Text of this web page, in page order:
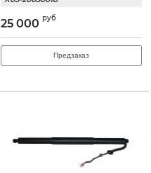
25 000 руб
Предзаказ